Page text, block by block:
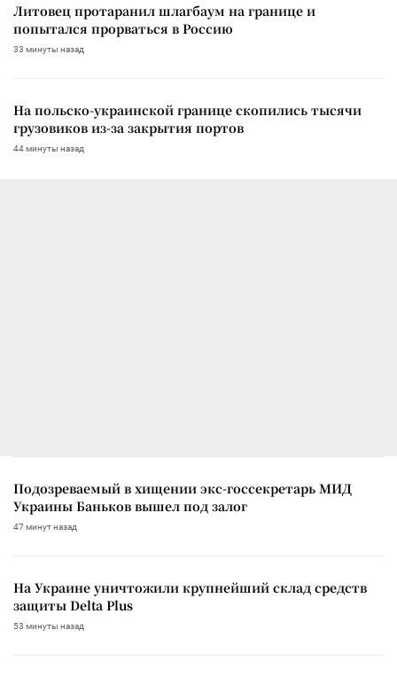
Литовец протаранил шлагбаум на границе и
попытался прорваться в Россию
33 минуты назад
На польско-украинской границе скопились тысячи
грузовиков из-за закрытия портов
44 минуты назад
Подозреваемый в хищении экс-госсекретарь МИД
Украины Баньков вышел под залог
47 минут назад
На Украине уничтожили крупнейший склад средств
защиты Delta Plus
53 минуты назад